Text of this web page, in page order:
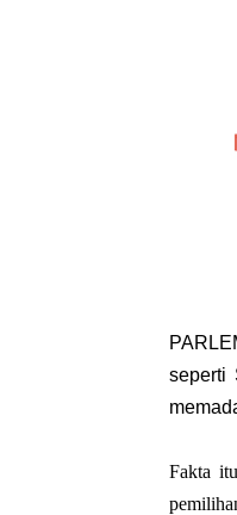
seperti
Fakta